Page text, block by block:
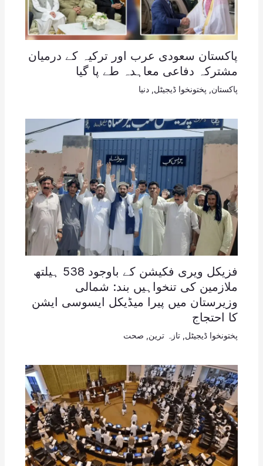
پاکستان سعودی عرب اور ترکیہ کے درمیان
مشترکہ دفاعی معاہدہ طے پا گیا
پاکستان پختونخوا ڈیجیٹل دنیا
فزیکل ویری فکیشن کے باوجود 538 ہیلتھ
ملازمین کی تنخواہیں بند: شمالی
وزیرستان میں پیرا میڈیکل ایسوسی ایشن
کا احتجاج
پختونخوا ڈیجیٹل تازہ ترین صحت